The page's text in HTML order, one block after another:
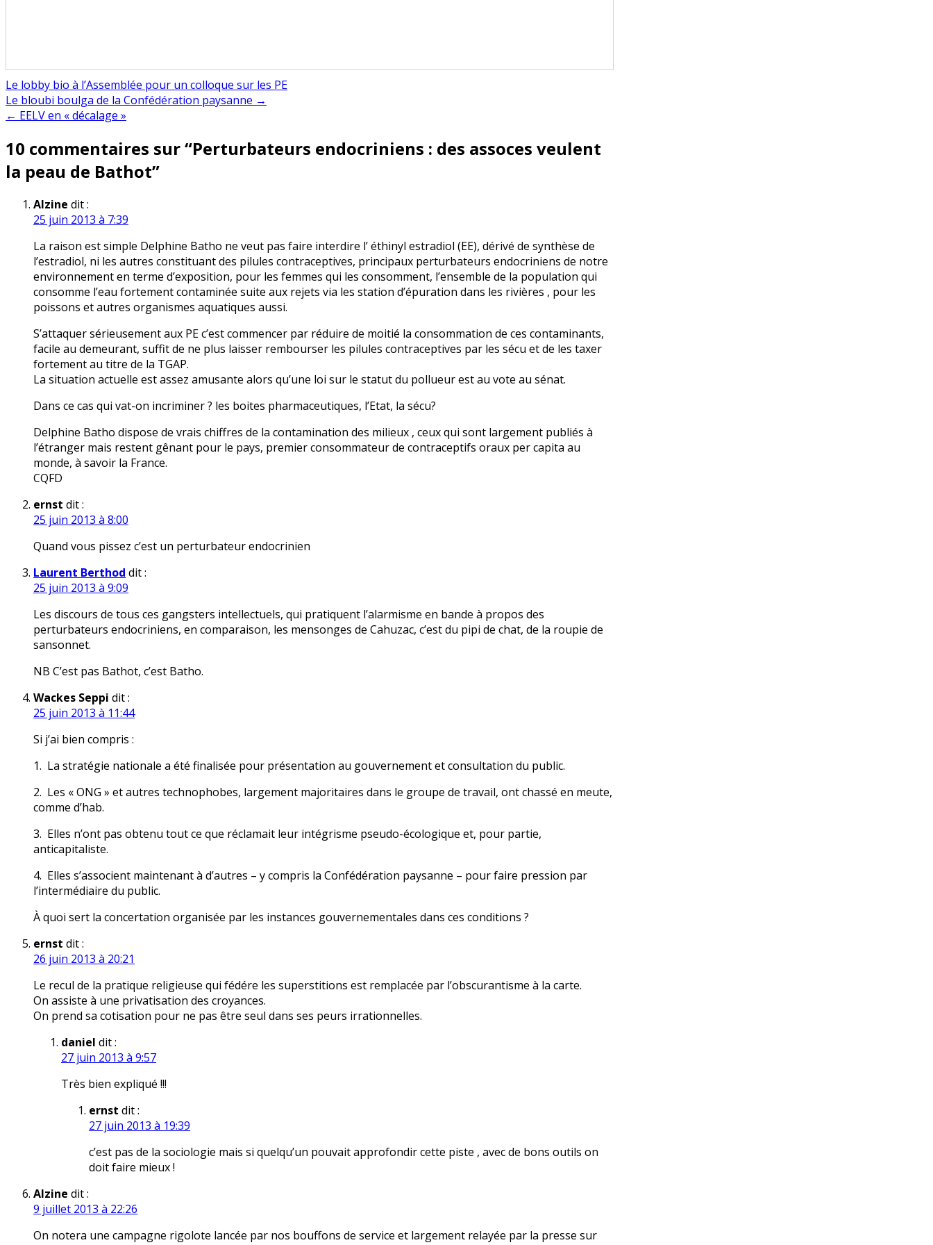
Le lobby bio à l’Assemblée pour un colloque sur les PE
Navigation
de
l’article
Le bloubi boulga de la Confédération paysanne →
← EELV en « décalage »
10 commentaires sur “Perturbateurs endocriniens : des assoces veulent
la peau de Bathot”
Alzine dit :
25 juin 2013 à 7:39
La raison est simple Delphine Batho ne veut pas faire interdire l’ éthinyl estradiol (EE), dérivé de synthèse de
l’estradiol, ni les autres constituant des pilules contraceptives, principaux perturbateurs endocriniens de notre
environnement en terme d’exposition, pour les femmes qui les consomment, l’ensemble de la population qui
consomme l’eau fortement contaminée suite aux rejets via les station d’épuration dans les rivières , pour les
poissons et autres organismes aquatiques aussi.
S’attaquer sérieusement aux PE c’est commencer par réduire de moitié la consommation de ces contaminants,
facile au demeurant, suffit de ne plus laisser rembourser les pilules contraceptives par les sécu et de les taxer
fortement au titre de la TGAP.
La situation actuelle est assez amusante alors qu’une loi sur le statut du pollueur est au vote au sénat.
Dans ce cas qui vat-on incriminer ? les boites pharmaceutiques, l’Etat, la sécu?
Delphine Batho dispose de vrais chiffres de la contamination des milieux , ceux qui sont largement publiés à
l’étranger mais restent gênant pour le pays, premier consommateur de contraceptifs oraux per capita au
monde, à savoir la France.
CQFD
ernst dit :
25 juin 2013 à 8:00
Quand vous pissez c’est un perturbateur endocrinien
Laurent Berthod dit :
25 juin 2013 à 9:09
Les discours de tous ces gangsters intellectuels, qui pratiquent l’alarmisme en bande à propos des
perturbateurs endocriniens, en comparaison, les mensonges de Cahuzac, c’est du pipi de chat, de la roupie de
sansonnet.
NB C’est pas Bathot, c’est Batho.
Wackes Seppi dit :
25 juin 2013 à 11:44
Si j’ai bien compris :
1. La stratégie nationale a été finalisée pour présentation au gouvernement et consultation du public.
2. Les « ONG » et autres technophobes, largement majoritaires dans le groupe de travail, ont chassé en meute,
comme d’hab.
3. Elles n’ont pas obtenu tout ce que réclamait leur intégrisme pseudo-écologique et, pour partie,
anticapitaliste.
4. Elles s’associent maintenant à d’autres – y compris la Confédération paysanne – pour faire pression par
l’intermédiaire du public.
À quoi sert la concertation organisée par les instances gouvernementales dans ces conditions ?
ernst dit :
26 juin 2013 à 20:21
Le recul de la pratique religieuse qui fédére les superstitions est remplacée par l’obscurantisme à la carte.
On assiste à une privatisation des croyances.
On prend sa cotisation pour ne pas être seul dans ses peurs irrationnelles.
daniel dit :
27 juin 2013 à 9:57
Très bien expliqué !!!
ernst dit :
27 juin 2013 à 19:39
c’est pas de la sociologie mais si quelqu’un pouvait approfondir cette piste , avec de bons outils on
doit faire mieux !
Alzine dit :
9 juillet 2013 à 22:26
On notera une campagne rigolote lancée par nos bouffons de service et largement relayée par la presse sur